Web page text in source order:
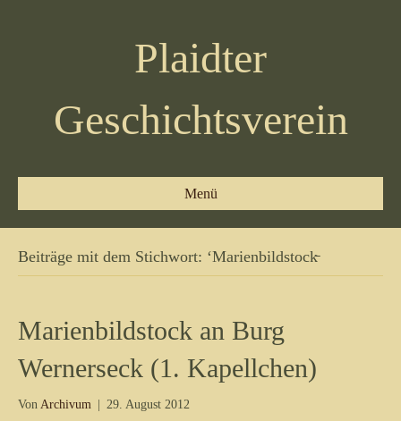
Plaidter
Geschichtsverein
Menü
Beiträge mit dem Stichwort: ‘Marienbildstock̵
Marienbildstock an Burg
Wernerseck (1. Kapellchen)
Von Archivum 29. August 2012